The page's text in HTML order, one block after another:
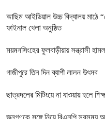
আছিম আইডিয়াল উচ্চ বিদ্যালয় মাঠে
ফাইনাল খেলা অনুষ্ঠিত
ময়মনসিংহের ফুলবাড়ীয়ায় সন্ত্রাসী
গাজীপুরে তিন দিন ব্যাপী লালন উৎসব
ছাত্রদলের মিটিংয়ে না যাওয়ায় হলে